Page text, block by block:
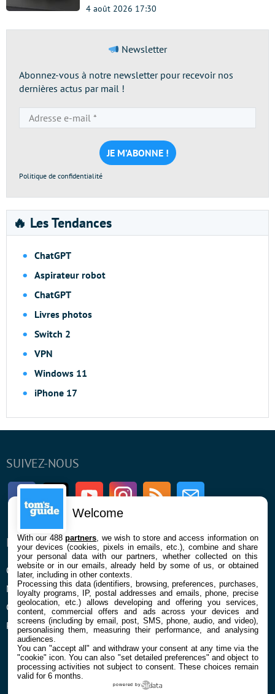
4 août 2026 17:30
Newsletter
Abonnez-vous à notre newsletter pour recevoir nos
dernières actus par mail !
e-
mail
*
Politique de confidentialité
🔥 Les Tendances
ChatGPT
Aspirateur robot
ChatGPT
Livres photos
Switch 2
VPN
Windows 11
iPhone 17
SUIVEZ-NOUS
FacebookTwitter Youtube InstagramRSS Newsletter
ENTREPRISE
Qui sommes nous
Mentions légales et CGU
Confidentialité et Cookies
Préférences cookies
À PROPOS
La rédaction
Contact
Welcome
With our 488partners , we wish to store and access information on
your devices (cookies, pixels in emails, etc.), combine and share
your personal data with our partners, whether collected on this
website or in our emails, already held by some of us, or obtained
later, including in other contexts.
Processing this data (identifiers, browsing, preferences, purchases,
loyalty programs, IP, postal addresses and emails, phone, precise
geolocation, etc.) allows developing and offering you services,
content, commercial offers and ads across your devices and
screens (including by email, post, SMS, phone, audio, and video),
personalising them, measuring their performance, and analysing
audiences.
You can "accept all" and withdraw your consent at any time via the
"cookie" icon. You can also "set detailed preferences" and object to
processing activities not subject to consent. These choices remain
valid for 6 months.
powered by